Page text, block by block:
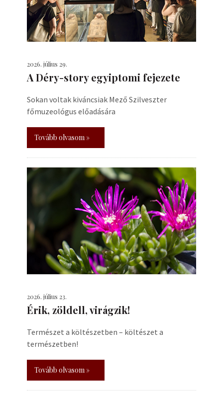
2026. július 29.
A Déry-story egyiptomi fejezete
Sokan voltak kiváncsiak Mező Szilveszter
főmuzeológus előadására
Tovább olvasom »
2026. július 23.
Érik, zöldell, virágzik!
Természet a költészetben – költészet a
természetben!
Tovább olvasom »